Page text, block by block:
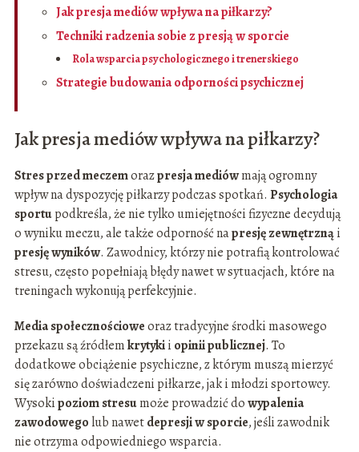
Jak presja mediów wpływa na piłkarzy?
Techniki radzenia sobie z presją w sporcie
Rola wsparcia psychologicznego i trenerskiego
Strategie budowania odporności psychicznej
Jak presja mediów wpływa na piłkarzy?
Stres przed meczemorazpresja mediówmają ogromny
wpływ na dyspozycję piłkarzy podczas spotkań. Psychologia
sportupodkreśla, że nie tylko umiejętności fizyczne decydują
o wyniku meczu, ale także odporność napresję zewnętrznąi
presję wyników. Zawodnicy, którzy nie potrafią kontrolować
stresu, często popełniają błędy nawet w sytuacjach, które na
treningach wykonują perfekcyjnie.
Media społecznościoweoraz tradycyjne środki masowego
przekazu są źródłemkrytykii opinii publicznej. To
dodatkowe obciążenie psychiczne, z którym muszą mierzyć
się zarówno doświadczeni piłkarze, jak i młodzi sportowcy.
Wysokipoziom stresumoże prowadzić dowypalenia
zawodowego lub nawetdepresji w sporcie, jeśli zawodnik
nie otrzyma odpowiedniego wsparcia.